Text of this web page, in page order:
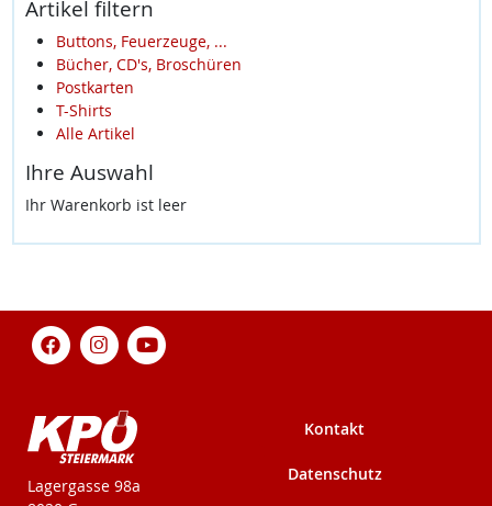
Artikel filtern
Buttons, Feuerzeuge, ...
Bücher, CD's, Broschüren
Postkarten
T-Shirts
Alle Artikel
Ihre Auswahl
Ihr Warenkorb ist leer
KPÖ-Steiermark
Lagergasse 98a
Kontakt
Datenschutz